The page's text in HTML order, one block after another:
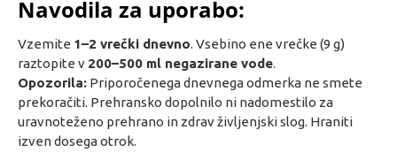
Navodila za uporabo:
Vzemite 1–2 vrečki dnevno. Vsebino ene vrečke (9 g)
raztopite v 200–500 ml negazirane vode.
Opozorila: Priporočenega dnevnega odmerka ne smete
prekoračiti. Prehransko dopolnilo ni nadomestilo za
uravnoteženo prehrano in zdrav življenjski slog. Hraniti
izven dosega otrok.